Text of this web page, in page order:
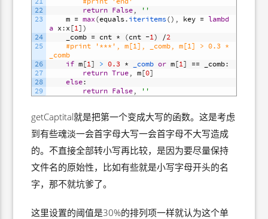
22
23
24
25
26
27
28
29
return False,
''
m = max(equals.iteritems() , key = lambd
a x:x[1])
_comb = cnt * (cnt -1) /2
#print '***', m[1], _comb, m[1] > 0.3 *
_comb
if m[1] > 0.3 * _comb or m[1] == _comb:
return True, m[0]
else:
return False, ''
getCaptital就是把第一个变成大写的函数。这是考虑
到有些魂淡一会首字母大写一会首字母不大写造成
的。不直接全部转小写再比较，是因为要尽量保持
文件名的原始性，比如有些就是小写字母开头的名
字，那不就坑爹了。
这里设置的阈值是30%的排列项一样就认为这个单